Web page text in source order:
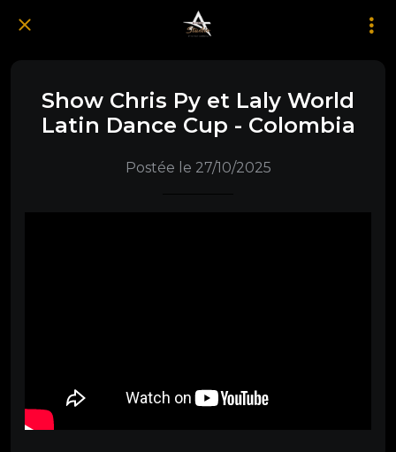
Show Chris Py et Laly World
Latin Dance Cup - Colombia
Postée le 27/10/2025